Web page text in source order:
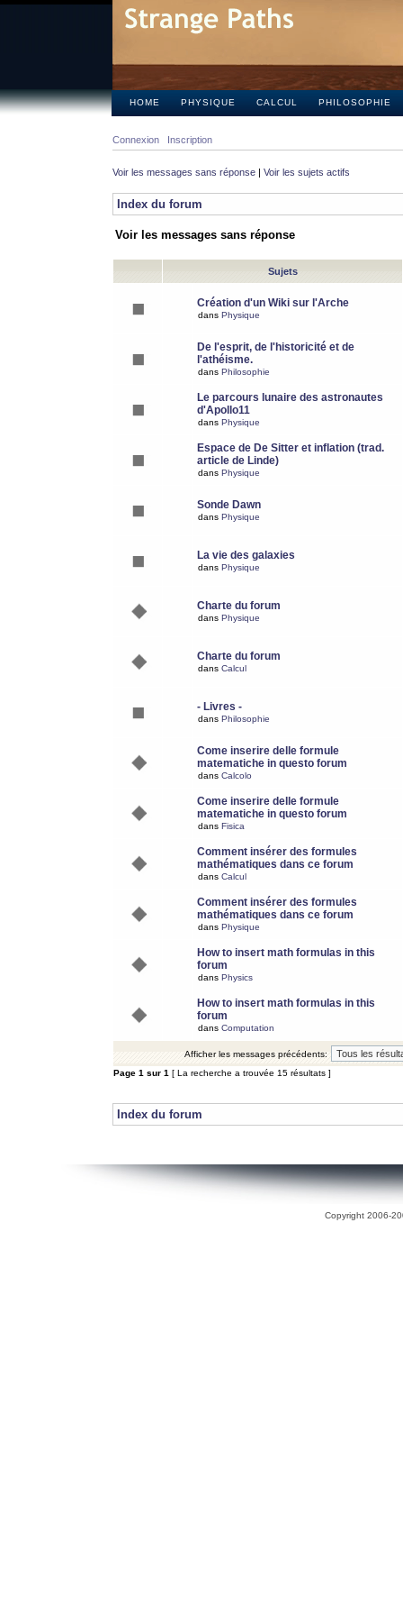
HOME PHYSIQUE CALCUL PHILOSOPHIE
Connexion Inscription
Voir les messages sans réponse | Voir les sujets actifs
Index du forum
Voir les messages sans réponse
Sujets
Création d'un Wiki sur l'Arche
dans Physique
De l'esprit, de l'historicité et de
l'athéisme.
dans Philosophie
Le parcours lunaire des astronautes
d'Apollo11
dans Physique
Espace de De Sitter et inflation (trad.
article de Linde)
dans Physique
Sonde Dawn
dans Physique
La vie des galaxies
dans Physique
Charte du forum
dans Physique
Charte du forum
dans Calcul
- Livres -
dans Philosophie
Come inserire delle formule
matematiche in questo forum
dans Calcolo
Come inserire delle formule
matematiche in questo forum
dans Fisica
Comment insérer des formules
mathématiques dans ce forum
dans Calcul
Comment insérer des formules
mathématiques dans ce forum
dans Physique
How to insert math formulas in this
forum
dans Physics
How to insert math formulas in this
forum
dans Computation
Afficher les messages précédents:
Page 1 sur 1 [ La recherche a trouvée 15 résultats ]
Index du forum
Copyright 2006-